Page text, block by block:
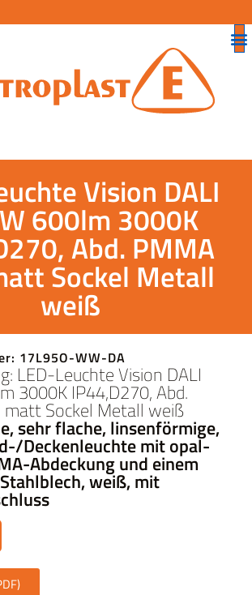
Vision DALI
600lm 3000K
Abd. PMMA
Sockel Metall
weiß
17L95O-WW-DA
LED-Leuchte Vision DALI
3000K IP44,D270, Abd.
matt Sockel Metall weiß
sehr flache, linsenförmige,
Deckenleuchte mit opal-
Abdeckung und einem
weiß, mit